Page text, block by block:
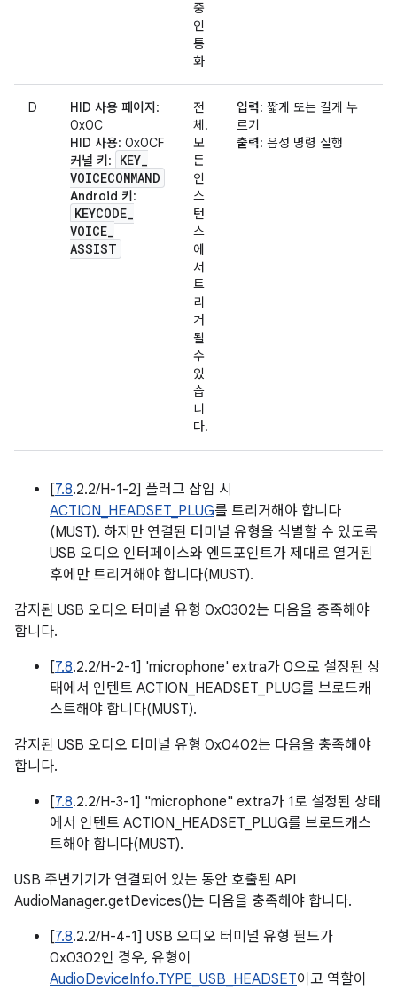
중
인
통
화
D HID 사용 페이지:
0x0C
HID 사용: 0x0CF
커널 키: KEY_
VOICECOMMAND
Android 키:
KEYCODE_
VOICE_
ASSIST
전
체.
모
든
인
스
턴
스
에
서
트
리
거
될
수
있
습
니
다.
입력: 짧게 또는 길게 누
르기
출력: 음성 명령 실행
[7.8.2.2/H-1-2] 플러그 삽입 시
ACTION_HEADSET_PLUG를 트리거해야 합니다
(MUST). 하지만 연결된 터미널 유형을 식별할 수 있도록
USB 오디오 인터페이스와 엔드포인트가 제대로 열거된
후에만 트리거해야 합니다(MUST).
감지된 USB 오디오 터미널 유형 0x0302는 다음을 충족해야
합니다.
[7.8.2.2/H-2-1] 'microphone' extra가 0으로 설정된 상
태에서 인텐트 ACTION_HEADSET_PLUG를 브로드캐
스트해야 합니다(MUST).
감지된 USB 오디오 터미널 유형 0x0402는 다음을 충족해야
합니다.
[7.8.2.2/H-3-1] "microphone" extra가 1로 설정된 상태
에서 인텐트 ACTION_HEADSET_PLUG를 브로드캐스
트해야 합니다(MUST).
USB 주변기기가 연결되어 있는 동안 호출된 API
AudioManager.getDevices()는 다음을 충족해야 합니다.
[7.8.2.2/H-4-1] USB 오디오 터미널 유형 필드가
0x0302인 경우, 유형이
AudioDeviceInfo.TYPE_USB_HEADSET이고 역할이